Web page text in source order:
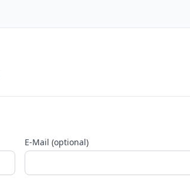
E-Mail (optional)